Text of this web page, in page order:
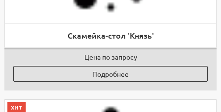
Скамейка-стол 'Князь'
Цена по запросу
Подробнее
хит